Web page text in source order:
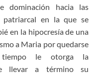
dominación hacia las
patriarcal en la que se
en la hipocresía de una
a Maria por quedarse
le otorga la
llevar a término su